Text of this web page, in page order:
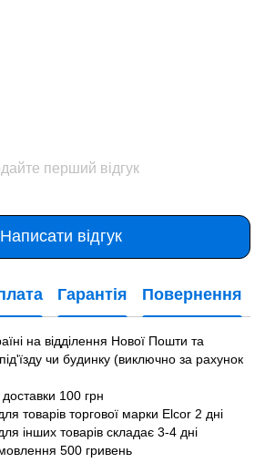
перший відгук
Написати відгук
Гарантія Повернення
на відділення Нової Пошти та
чи будинку (виключно за рахунок
100 грн
товарів торгової марки Elcor 2 дні
інших товарів складає 3-4 дні
500 гривень